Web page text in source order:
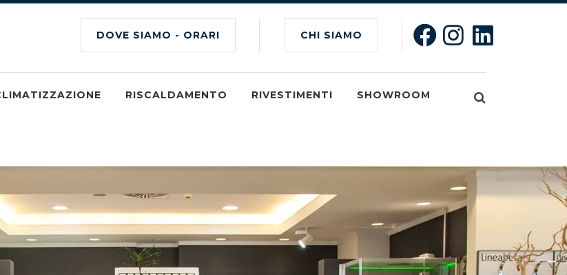
DOVE SIAMO - ORARI CHI SIAMO
RISCALDAMENTO RIVESTIMENTI SHOWROOM